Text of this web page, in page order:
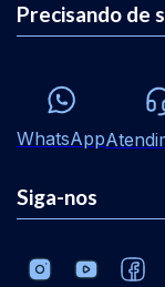
Precisando de
WhatsApp
Siga-nos